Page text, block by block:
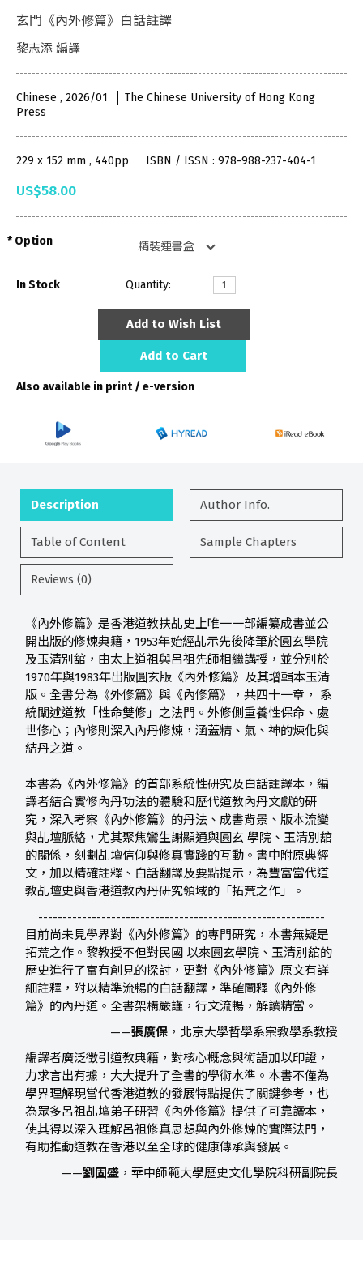
玄門《內外修篇》白話註譯
黎志添 編譯
Chinese , 2026/01
The Chinese University of Hong Kong
Press
229 x 152 mm , 440pp ISBN / ISSN : 978-988-237-404-1
US$58.00
Option
In Stock Quantity:
Add to Wish List
Add to Cart
Also available in print / e-version
Description Author Info.
Table of Content Sample Chapters
Reviews (0)
《內外修篇》是香港道教扶乩史上唯一一部編纂成書並公
開出版的修煉典籍，1953年始經乩示先後降筆於圓玄學院
及玉清別舘，由太上道祖與呂祖先師相繼講授，並分別於
1970年與1983年出版圓玄版《內外修篇》及其增輯本玉清
版。全書分為《外修篇》與《內修篇》，共四十一章， 系
統闡述道教「性命雙修」之法門。外修側重養性保命、處
世修心；內修則深入內丹修煉，涵蓋精、氣、神的煉化與
結丹之道。
本書為《內外修篇》的首部系統性研究及白話註譯本，編
譯者結合實修內丹功法的體驗和歷代道教內丹文獻的研
究，深入考察《內外修篇》的丹法、成書背景、版本流變
與乩壇脈絡，尤其聚焦鸞生謝顯通與圓玄 學院、玉清別舘
的關係，刻劃乩壇信仰與修真實踐的互動。書中附原典經
文，加以精確註釋、白話翻譯及要點提示，為豐富當代道
教乩壇史與香港道教內丹研究領域的「拓荒之作」。
-----------------------------------------------------------
目前尚未見學界對《內外修篇》的專門研究，本書無疑是
拓荒之作。黎教授不但對民國 以來圓玄學院、玉清別舘的
歷史進行了富有創見的探討，更對《內外修篇》原文有詳
細註釋，附以精準流暢的白話翻譯，準確闡釋《內外修
篇》的內丹道。全書架構嚴謹，行文流暢，解讀精當。
——張廣保 ，北京大學哲學系宗教學系教授
編譯者廣泛徵引道教典籍，對核心概念與術語加以印證，
力求言出有據，大大提升了全書的學術水準。本書不僅為
學界理解現當代香港道教的發展特點提供了關鍵參考，也
為眾多呂祖乩壇弟子研習《內外修篇》提供了可靠讀本，
使其得以深入理解呂祖修真思想與內外修煉的實際法門，
有助推動道教在香港以至全球的健康傳承與發展。
——劉固盛 ，華中師範大學歷史文化學院科研副院長